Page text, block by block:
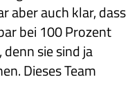
aber auch klar, dass
bei 100 Prozent
sie sind ja
Dieses Team